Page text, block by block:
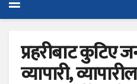
प्रहरीबाट कुटिए
व्यापारी,